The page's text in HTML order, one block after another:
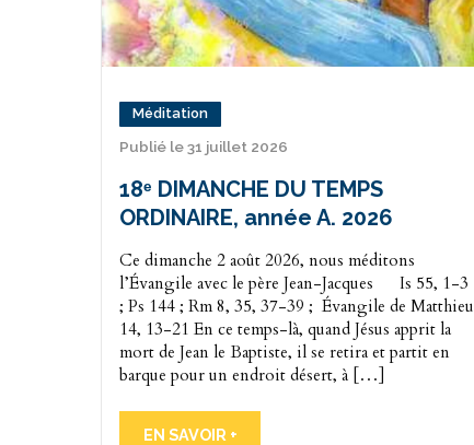
Méditation
Publié le 31 juillet 2026
18ᵉ DIMANCHE DU TEMPS
ORDINAIRE, année A. 2026
Ce dimanche 2 août 2026, nous méditons
l’Évangile avec le père Jean-Jacques Is 55, 1-3
; Ps 144 ; Rm 8, 35, 37-39 ; Évangile de Matthieu
14, 13-21 En ce temps-là, quand Jésus apprit la
mort de Jean le Baptiste, il se retira et partit en
barque pour un endroit désert, à […]
EN SAVOIR +